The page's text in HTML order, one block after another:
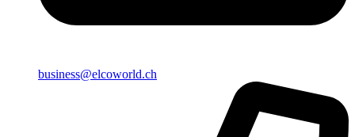
business@elcoworld.ch